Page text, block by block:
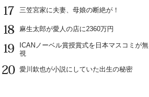
17
三笠宮家に夫妻、母娘の断絶が！
18
麻生太郎が愛人の店に2360万円
19
ICANノーベル賞授賞式を日本マスコミが無
視
20
愛川欽也が小説にしていた出生の秘密